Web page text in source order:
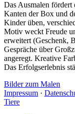
Das Ausmalen fördert
Kanten der Box und
Kinder üben,
Motiv weckt Freude
erweitert (Geschenk,
Gespräche über
angeregt. Kreative
Das Erfolgserlebnis
Bilder zum Malen
Impressum ·
Tiere